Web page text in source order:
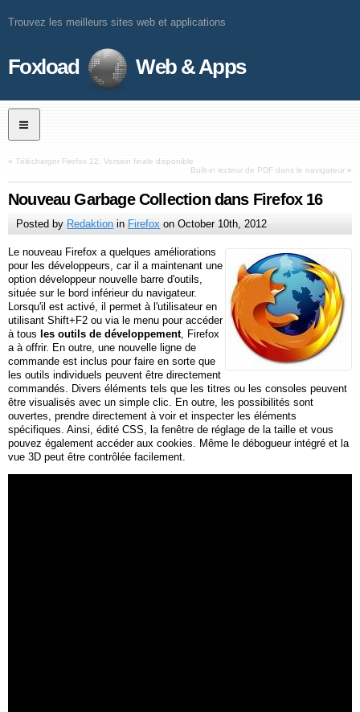
Trouvez les meilleurs sites web et applications
Foxload Web & Apps
« Télécharger Firefox 12: Version finale disponible
Built-in lecteur de PDF dans le navigateur »
Nouveau Garbage Collection dans Firefox 16
Posted by Redaktion in Firefox onOctober 10th, 2012
Le nouveau Firefox a quelques améliorations
pour les développeurs, car il a maintenant une
option développeur nouvelle barre d'outils,
située sur le bord inférieur du navigateur.
Lorsqu'il est activé, il permet à l'utilisateur en
utilisant Shift+F2 ou via le menu pour accéder
à tous les outils de développement, Firefox
a à offrir. En outre, une nouvelle ligne de
commande est inclus pour faire en sorte que
les outils individuels peuvent être directement
commandés. Divers éléments tels que les titres ou les consoles peuvent
être visualisés avec un simple clic. En outre, les possibilités sont
ouvertes, prendre directement à voir et inspecter les éléments
spécifiques. Ainsi, édité CSS, la fenêtre de réglage de la taille et vous
pouvez également accéder aux cookies. Même le débogueur intégré et la
vue 3D peut être contrôlée facilement.